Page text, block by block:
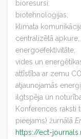
bioresursi;
biotehnoloģijas;
klimata
centralizētā apkure;
energoefektivitāte;
vides un
attīstība ar zemu
atjaunojamās
ilgtspēja un
Konferences raksti
pieejams) žurnālā
https://ect-